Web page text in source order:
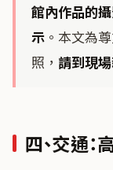
館內作品的
示 。本文為
照， 請到現
四、交通：